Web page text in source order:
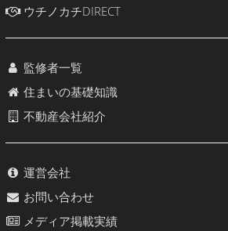
ウチノカチDIRECT
監修者一覧
住まいの基礎知識
不動産会社紹介
運営会社
お問い合わせ
メディア掲載実績